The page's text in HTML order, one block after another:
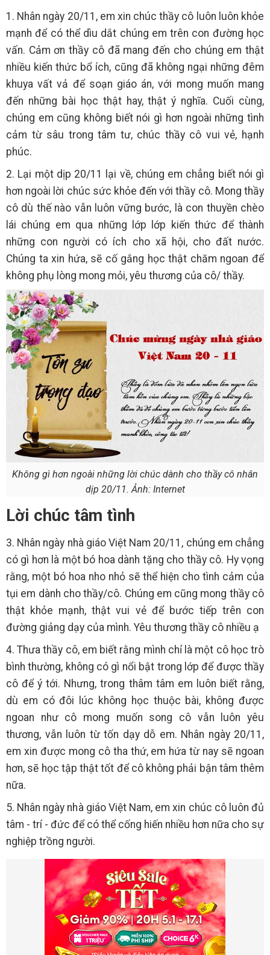
1. Nhân ngày 20/11, em xin chúc thầy cô luôn luôn khỏe
mạnh để có thể dìu dắt chúng em trên con đường học
vấn. Cảm ơn thầy cô đã mang đến cho chúng em thật
nhiều kiến thức bổ ích, cũng đã không ngại những đêm
khuya vất vả để soạn giáo án, với mong muốn mang
đến những bài học thật hay, thật ý nghĩa. Cuối cùng,
chúng em cũng không biết nói gì hơn ngoài những tình
cảm từ sâu trong tâm tư, chúc thầy cô vui vẻ, hạnh
phúc.
2. Lại một dịp 20/11 lại về, chúng em chẳng biết nói gì
hơn ngoài lời chúc sức khỏe đến với thầy cô. Mong thầy
cô dù thế nào vẫn luôn vững bước, là con thuyền chèo
lái chúng em qua những lớp lớp kiến thức để thành
những con người có ích cho xã hội, cho đất nước.
Chúng ta xin hứa, sẽ cố gắng học thật chăm ngoan để
không phụ lòng mong mỏi, yêu thương của cô/ thầy.
Không gì hơn ngoài những lời chúc dành cho thầy cô nhân
dịp 20/11. Ảnh: Internet
Lời chúc tâm tình
3. Nhân ngày nhà giáo Việt Nam 20/11, chúng em chẳng
có gì hơn là một bó hoa dành tặng cho thầy cô. Hy vọng
rằng, một bó hoa nho nhỏ sẽ thể hiện cho tình cảm của
tụi em dành cho thầy/cô. Chúng em cũng mong thầy cô
thật khỏe mạnh, thật vui vẻ để bước tiếp trên con
đường giảng dạy của mình. Yêu thương thầy cô nhiều ạ
4. Thưa thầy cô, em biết rằng mình chỉ là một cô học trò
bình thường, không có gì nổi bật trong lớp để được thầy
cô để ý tới. Nhưng, trong thâm tâm em luôn biết rằng,
dù em có đôi lúc không học thuộc bài, không được
ngoan như cô mong muốn song cô vẫn luôn yêu
thương, vẫn luôn từ tốn dạy dỗ em. Nhân ngày 20/11,
em xin được mong cô tha thứ, em hứa từ nay sẽ ngoan
hơn, sẽ học tập thật tốt để cô không phải bận tâm thêm
nữa.
5. Nhân ngày nhà giáo Việt Nam, em xin chúc cô luôn đủ
tâm - trí - đức để có thể cống hiến nhiều hơn nữa cho sự
nghiệp trồng người.